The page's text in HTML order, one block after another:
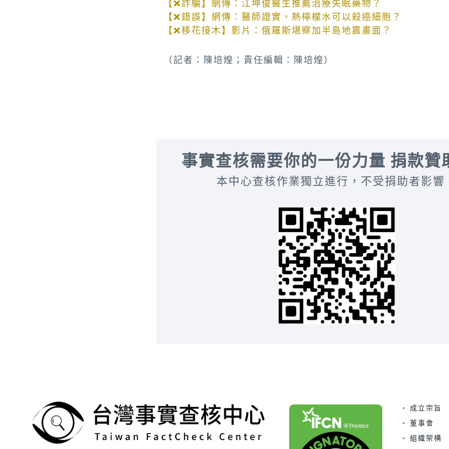
【❌詐騙】網傳：江坤俊醫生推薦治療失眠藥物？
【❌錯誤】網傳：醫師證實，熱檸檬水可以殺癌細胞？
【❌移花接木】影片：俄羅斯堪察加半島地震畫面？
（記者：陳培煌；責任編輯：陳培煌）
事實查核需要你的一份力量 捐款贊
本中心查核作業獨立進行，不受捐助者影響
成立宗旨
董事會
組織架構